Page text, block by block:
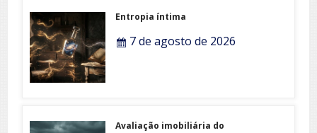
Entropia íntima
7 de agosto de 2026
Avaliação imobiliária do